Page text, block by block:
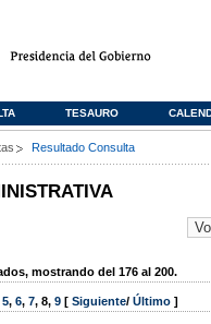
TESAURO
Resultado Consulta
mostrando del 176 al 200.
5, 6, 7, 8, 9 [ Siguiente/ Último ]